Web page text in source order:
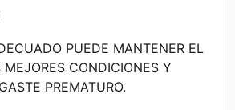
PUEDE MANTENER EL
CONDICIONES Y
PREMATURO.